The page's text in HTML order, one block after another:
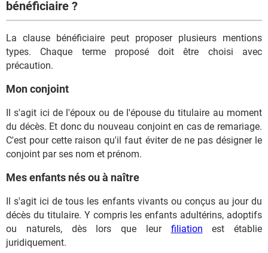
bénéficiaire ?
La clause bénéficiaire peut proposer plusieurs mentions
types. Chaque terme proposé doit être choisi avec
précaution.
Mon conjoint
Il s'agit ici de l'époux ou de l'épouse du titulaire au moment
du décès. Et donc du nouveau conjoint en cas de remariage.
C'est pour cette raison qu'il faut éviter de ne pas désigner le
conjoint par ses nom et prénom.
Mes enfants nés ou à naître
Il s'agit ici de tous les enfants vivants ou conçus au jour du
décès du titulaire. Y compris les enfants adultérins, adoptifs
ou naturels, dès lors que leur filiation est établie
juridiquement.